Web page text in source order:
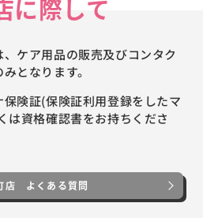
に際して
ケア用品の販売及びコンタク
となります。
険証(保険証利用登録をしたマ
は資格確認書をお持ちくださ
店 よくある質問